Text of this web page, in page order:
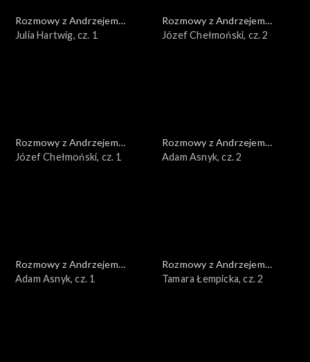
Rozmowy z Andrzejem
Doboszem
Julia Hartwig, cz. 1
Rozmowy z Andrzejem
Doboszem
Józef Chełmoński, cz. 2
Rozmowy z Andrzejem
Doboszem
Józef Chełmoński, cz. 1
Rozmowy z Andrzejem
Doboszem
Adam Asnyk, cz. 2
Rozmowy z Andrzejem
Doboszem
Adam Asnyk, cz. 1
Rozmowy z Andrzejem
Doboszem
Tamara Łempicka, cz. 2